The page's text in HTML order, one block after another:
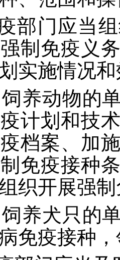
部门应当
制免疫义
实施情况
饲养动物的
计划和技
档案、加
免疫接种
织开展强
饲养犬只的
免疫接种